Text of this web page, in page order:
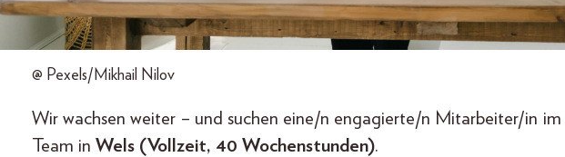
@ Pexels/Mikhail Nilov
Wir wachsen weiter – und suchen eine/n engagierte/n Mitarbeiter/in im
Team in Wels (Vollzeit, 40 Wochenstunden).